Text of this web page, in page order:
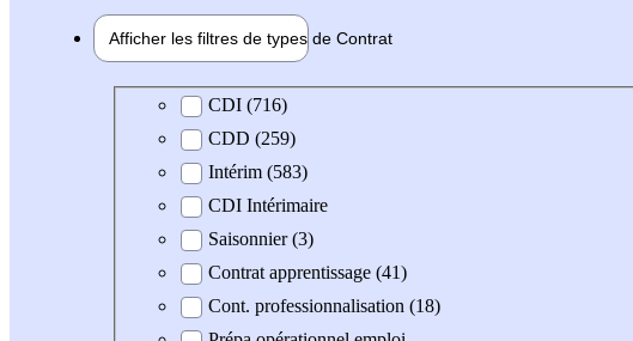
Afficher les filtres de types de Contrat
Type de contratCDI (716)
CDD (259)
Intérim (583)
CDI Intérimaire
Saisonnier (3)
Contrat apprentissage (41)
Cont. professionnalisation (18)